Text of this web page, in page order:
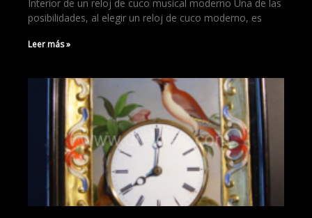
Interior de un reloj de cuco musical moderno Una de las
posibilidades, al elegir un reloj de cuco moderno, es
Leer más »